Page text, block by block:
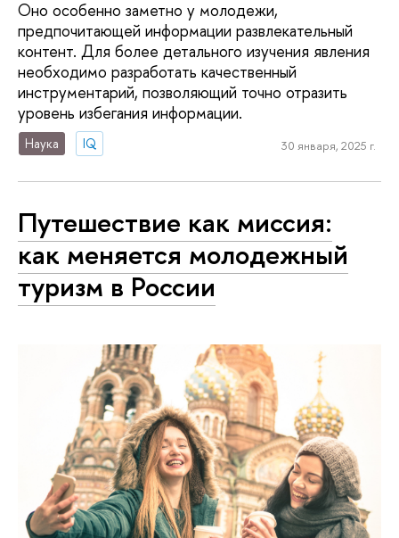
Оно особенно заметно у молодежи,
предпочитающей информации развлекательный
контент. Для более детального изучения явления
необходимо разработать качественный
инструментарий, позволяющий точно отразить
уровень избегания информации.
Наука IQ 30 января, 2025 г.
Путешествие как миссия:
как меняется молодежный
туризм в России